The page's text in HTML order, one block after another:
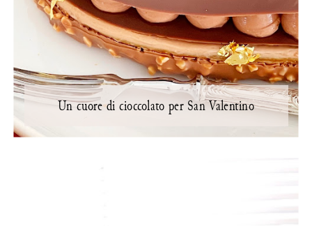
Un cuore di cioccolato per San Valentino